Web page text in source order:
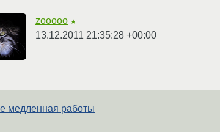
zooooo ★
13.12.2011 21:35:28 +00:00
медленная работы